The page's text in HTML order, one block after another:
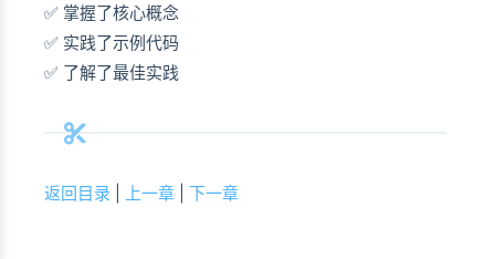
✅ 掌握了核心概念
✅ 实践了示例代码
✅ 了解了最佳实践
返回目录 上一章 下一章